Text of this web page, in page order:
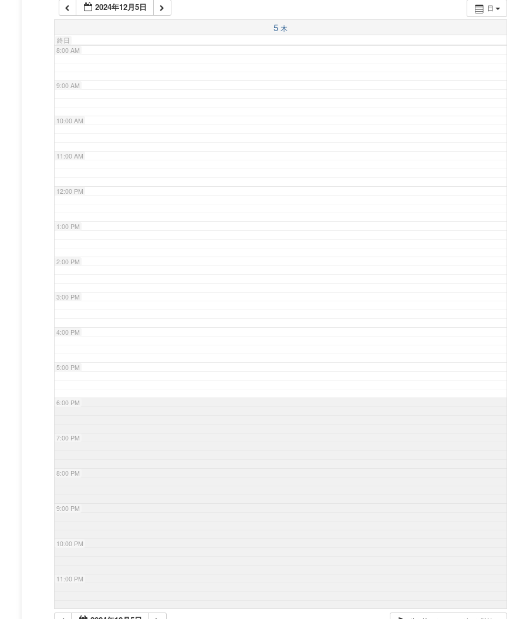
日
2024年12月5日
5 木
終日
7:00 AM
8:00 AM
9:00 AM
10:00 AM
11:00 AM
12:00 PM
1:00 PM
2:00 PM
3:00 PM
4:00 PM
5:00 PM
6:00 PM
7:00 PM
8:00 PM
9:00 PM
10:00 PM
11:00 PM